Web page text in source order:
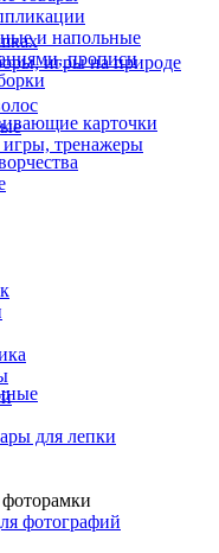
игры на природе
и напольные
прописи
карточки
тренажеры
для лепки
фотографий